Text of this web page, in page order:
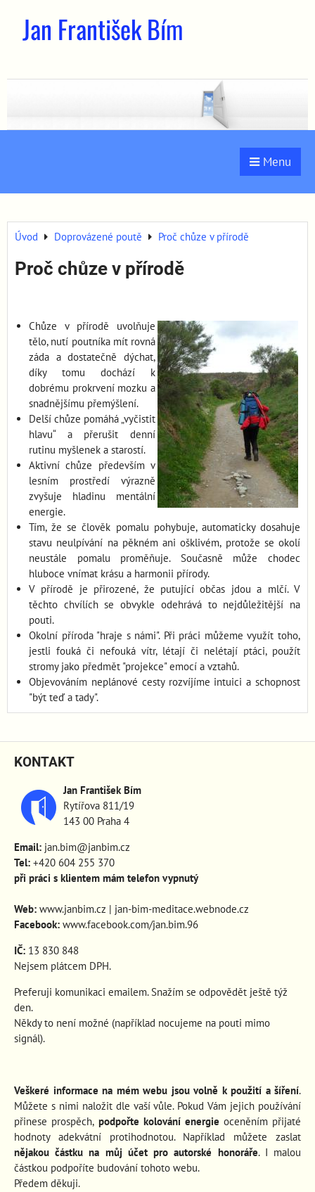
Jan František Bím
Menu
Úvod Doprovázené poutě Proč chůze v přírodě
Proč chůze v přírodě
Chůze v přírodě uvolňuje
tělo, nutí poutníka mít rovná
záda a dostatečně dýchat,
díky tomu dochází k
dobrému prokrvení mozku a
snadnějšímu přemýšlení.
Delší chůze pomáhá „vyčistit
hlavu“ a přerušit denní
rutinu myšlenek a starostí.
Aktivní chůze především v
lesním prostředí výrazně
zvyšuje hladinu mentální
energie.
Tím, že se člověk pomalu pohybuje, automaticky dosahuje
stavu neulpívání na pěkném ani ošklivém, protože se okolí
neustále pomalu proměňuje. Současně může chodec
hluboce vnímat krásu a harmonii přírody.
V přírodě je přirozené, že putující občas jdou a mlčí. V
těchto chvílích se obvykle odehrává to nejdůležitější na
pouti.
Okolní příroda "hraje s námi". Při práci můžeme využít toho,
jestli fouká či nefouká vítr, létají či nelétají ptáci, použít
stromy jako předmět "projekce" emocí a vztahů.
Objevováním neplánové cesty rozvíjíme intuici a schopnost
"být teď a tady".
KONTAKT
Jan František Bím
Rytířova 811/19
143 00 Praha 4
Email: jan.bim@janbim.cz
Tel: +420 604 255 370
při práci s klientem mám telefon vypnutý
Web: www.janbim.cz | jan-bim-meditace.webnode.cz
Facebook: www.facebook.com/jan.bim.96
IČ: 13 830 848
Nejsem plátcem DPH.
Preferuji komunikaci emailem. Snažím se odpovědět ještě týž
den.
Někdy to není možné (například nocujeme na pouti mimo
signál).
Veškeré informace na mém webu jsou volně k použití a šíření.
Můžete s nimi naložit dle vaší vůle. Pokud Vám jejich používání
přinese prospěch, podpořte kolování energie oceněním přijaté
hodnoty adekvátní protihodnotou. Například můžete zaslat
nějakou částku na můj účet pro autorské honoráře. I malou
částkou podpoříte budování tohoto webu.
Předem děkuji.